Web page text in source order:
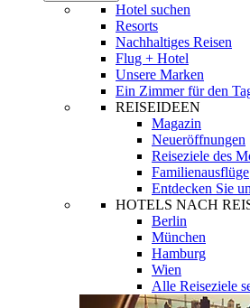
Hotel suchen
Resorts
Nachhaltiges Reisen
Flug + Hotel
Unsere Marken
Ein Zimmer für den
REISEIDEEN
Magazin
Neueröffnungen
Reiseziele des
Familienausflüge
Entdecken Sie
HOTELS NACH
Berlin
München
Hamburg
Wien
Alle Reiseziele